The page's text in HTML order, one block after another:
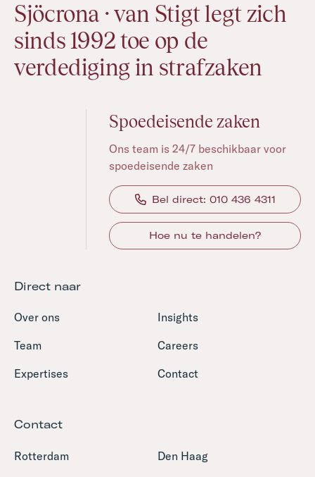
Sjöcrona · van Stigt legt zich
sinds 1992 toe op de
verdediging in strafzaken
Spoedeisende zaken
Ons team is 24/7 beschikbaar voor
spoedeisende zaken
Bel direct: 010 436 4311
Hoe nu te handelen?
Direct naar
Over ons
Insights
Team
Careers
Expertises
Contact
Contact
Rotterdam Den Haag